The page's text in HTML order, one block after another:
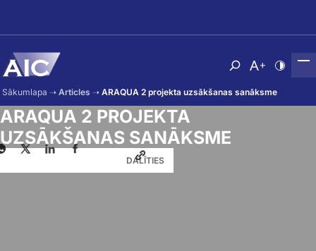
AtvērtNomainīt
Sākumlapa ➝ Articles ➝ ARAQUA 2 projekta uzsākšanas sanāksme
ARAQUA 2 PROJEKTA
UZSĀKŠANAS SANĀKSME
DALĪTIES